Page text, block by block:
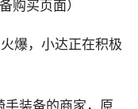
购买页面）
爆，小达正在积极